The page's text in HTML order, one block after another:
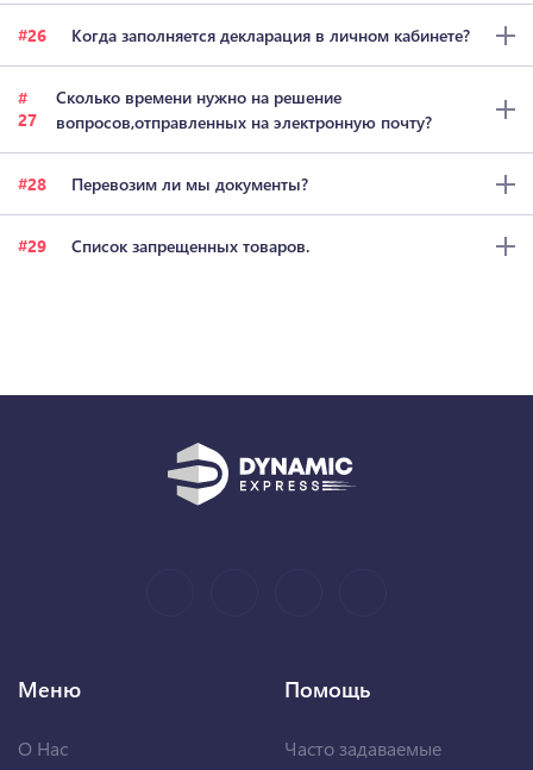
26 Когда заполняется декларация в личном кабинете?
27
Сколько времени нужно на решение
вопросов,отправленных на электронную почту?
28 Перевозим ли мы документы?
29 Список запрещенных товаров.
Меню
О Нас
Помощь
Часто задаваемые